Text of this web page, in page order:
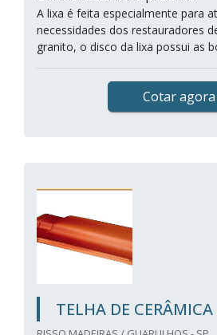
A lixa é feita especialmente para
necessidades dos restauradores
granito, o disco da lixa possui as
Cotar agora
TELHA DE CERÂMICA